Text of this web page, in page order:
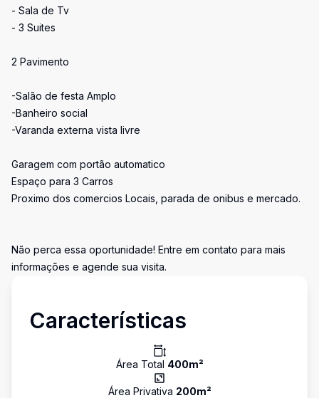
- Sala de Tv
- 3 Suites
2 Pavimento
-Salão de festa Amplo
-Banheiro social
-Varanda externa vista livre
Garagem com portão automatico
Espaço para 3 Carros
Proximo dos comercios Locais, parada de onibus e mercado.
Não perca essa oportunidade! Entre em contato para mais
informações e agende sua visita.
Características
Área Total 400m²
Área Privativa 200m²